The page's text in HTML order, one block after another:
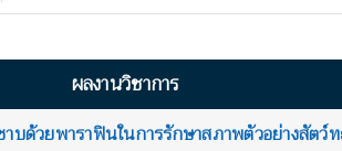
ผลงานวิชาการ
บด้วยพาราฟินในการรักษาสภาพตัวอย่างสัตว์ท